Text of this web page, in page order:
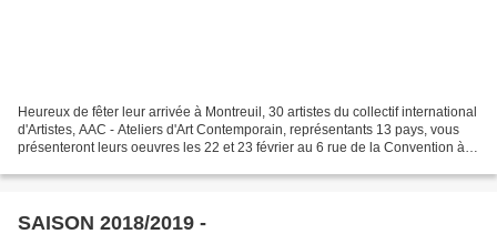
Heureux de fêter leur arrivée à Montreuil, 30 artistes du collectif international
d'Artistes, AAC - Ateliers d'Art Contemporain, représentants 13 pays, vous
présenteront leurs oeuvres les 22 et 23 février au 6 rue de la Convention à
SAISON 2018/2019 -